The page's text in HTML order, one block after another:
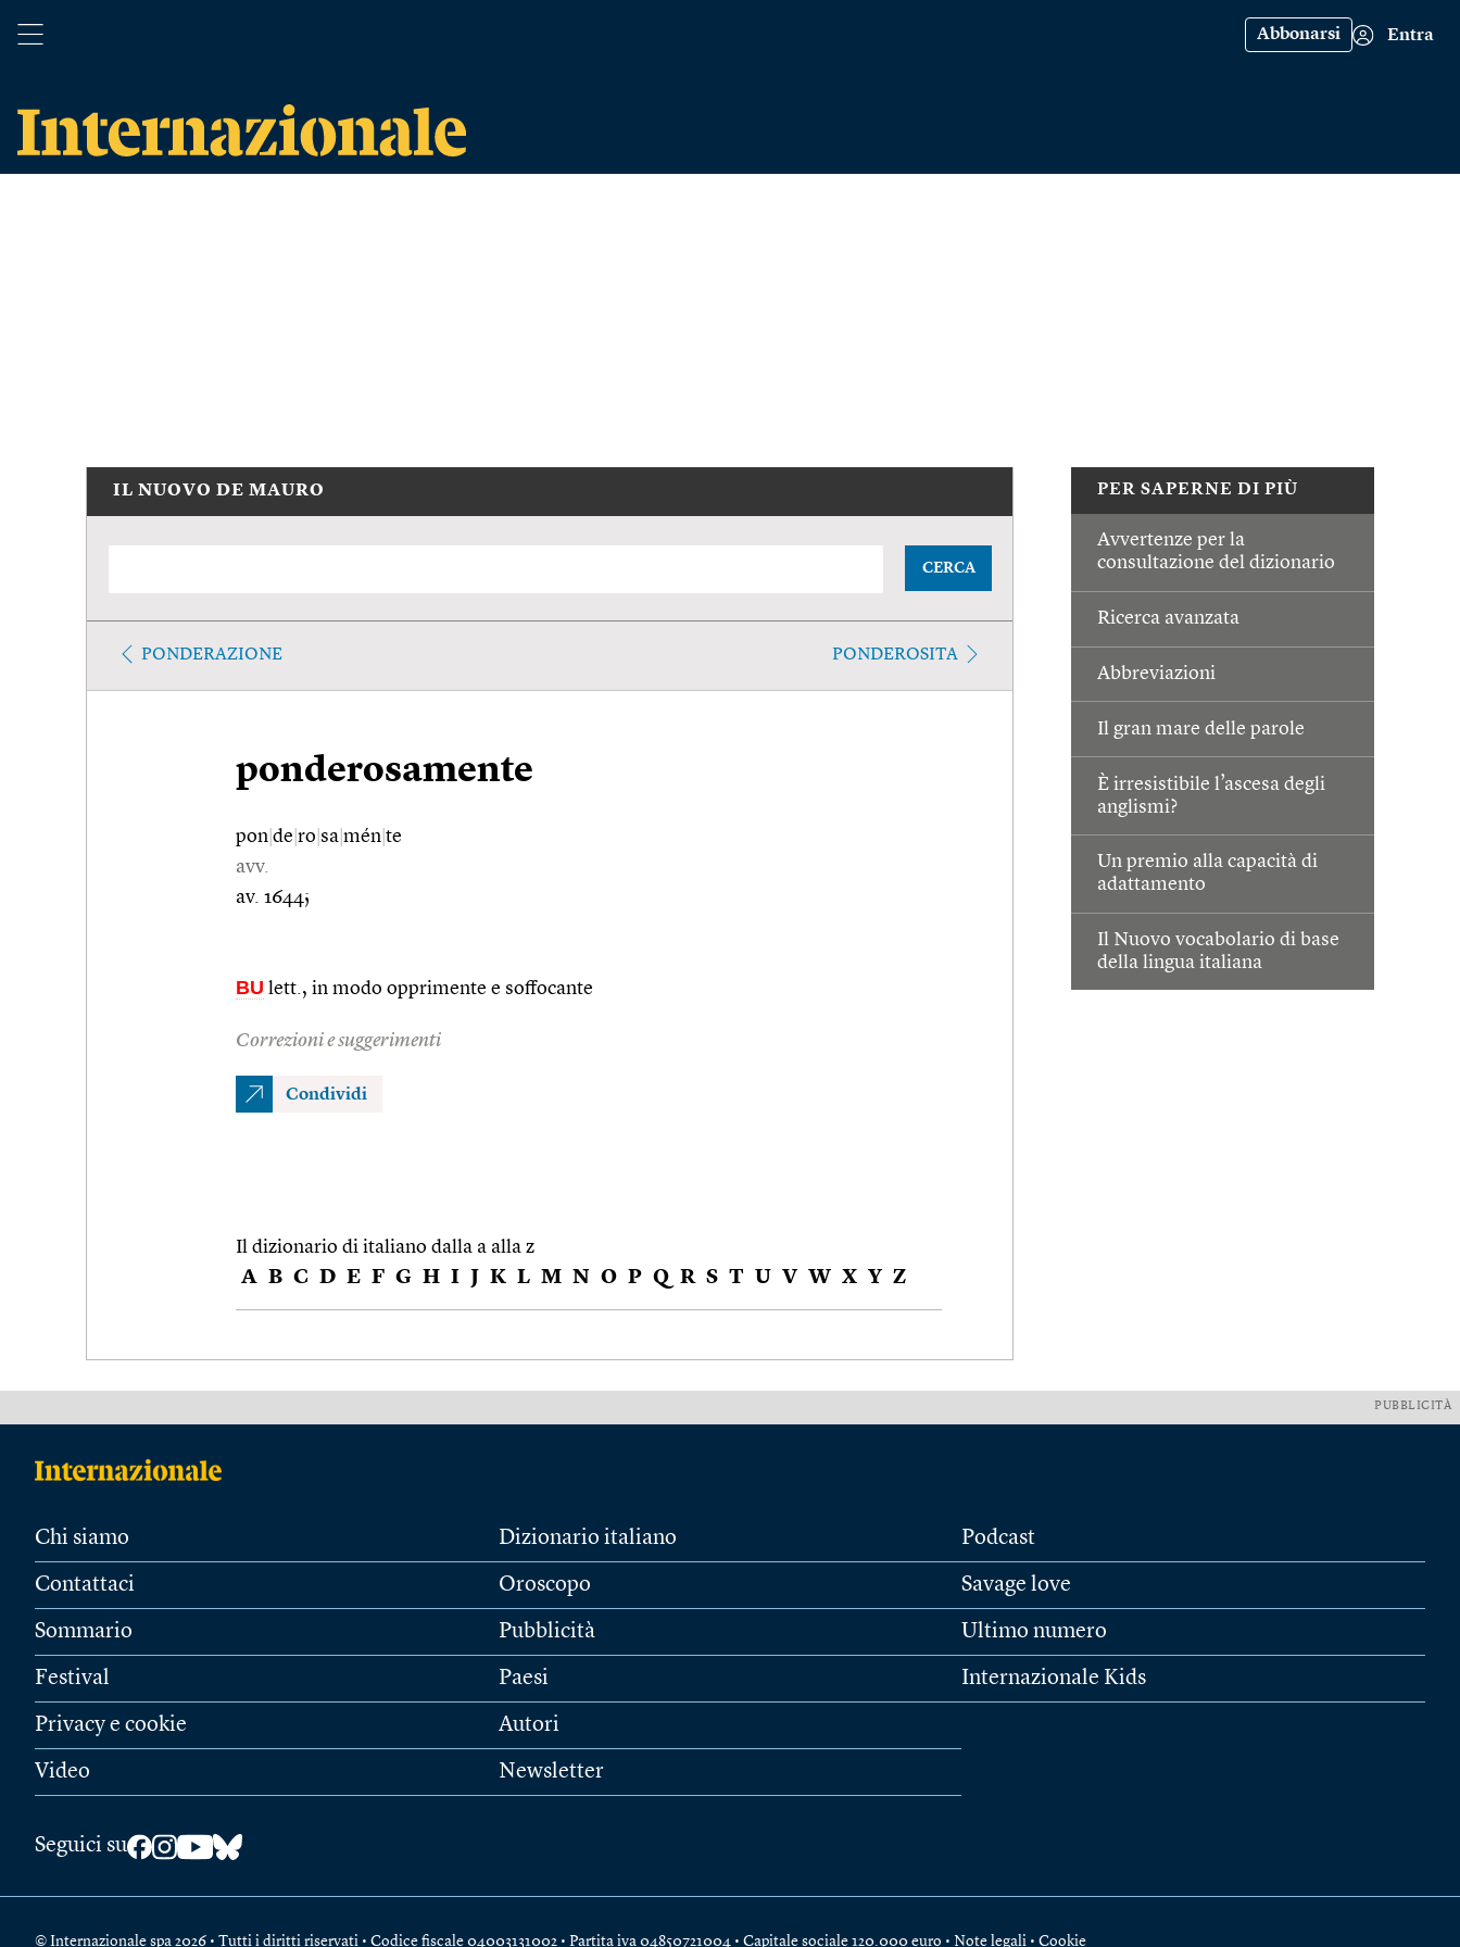
Abbonarsi Entra
PER SAPERNE DI PIÙ
Avvertenze per la
consultazione del dizionario
Ricerca avanzata
Abbreviazioni
Il gran mare delle parole
È irresistibile l’ascesa degli
anglismi?
Un premio alla capacità di
adattamento
Il Nuovo vocabolario di base
della lingua italiana
IL NUOVO DE MAURO
CERCA
PONDERAZIONE PONDEROSITA
ponderosamente
pon de ro sa mén te
avv.
av. 1644;
BU lett., in modo opprimente e soffocante
Correzioni e suggerimenti
Condividi
Il dizionario di italiano dalla a alla z
A B C D E F G H I J K L M N O P Q R S T U V W X Y Z
PUBBLICITÀ
Chi siamo
Contattaci
Sommario
Festival
Privacy e cookie
Video
Dizionario italiano
Oroscopo
Pubblicità
Paesi
Autori
Newsletter
Podcast
Savage love
Ultimo numero
Internazionale Kids
Seguici su
© Internazionale spa 2026 • Tutti i diritti riservati • Codice fiscale 04003131002 • Partita iva 04850721004 • Capitale sociale 120.000 euro • Note legali • Cookie